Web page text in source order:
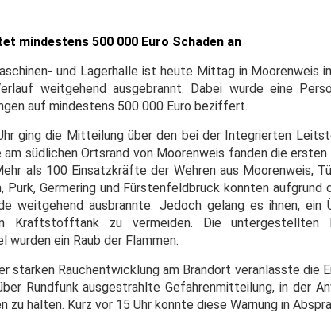
mindestens 500 000 Euro Schaden an
und Lagerhalle ist heute Mittag in Moorenweis
weitgehend ausgebrannt. Dabei wurde eine
auf mindestens 500 000 Euro beziffert.
ging die Mitteilung über den bei der Integrierten
am südlichen Ortsrand von Moorenweis fanden die
als 100 Einsatzkräfte der Wehren aus Moorenweis,
Purk, Germering und Fürstenfeldbruck konnten
weitgehend ausbrannte. Jedoch gelang es ihnen,
Kraftstofftank zu vermeiden. Die untergestellten
ein Raub der Flammen.
starken Rauchentwicklung am Brandort veranlasste die
Rundfunk ausgestrahlte Gefahrenmitteilung, in der
zu halten. Kurz vor 15 Uhr konnte diese Warnung in